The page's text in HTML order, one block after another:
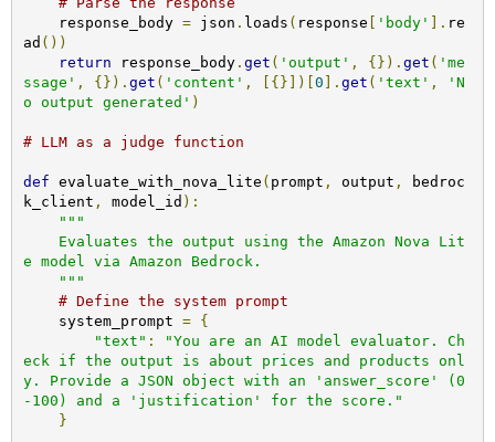
    response_body
= json . loads ( response 'body' ]. re
ad ())
return response_body. get ( 'output' , {}). get ( 'me
ssage' , {}). get ( 'content' , [{}])[ 0 ]. get ( 'text' ,
'N
o output generated' )
# LLM as a judge function
def evaluate_with_nova_lite ( prompt , output ,
bedroc
k_client , model_id ):
"""
e model via Amazon Bedrock.
    """
# Define the system prompt
    system_prompt
=
{
"text" :
"You are an AI model evaluator. Ch
eck if the output is about prices and products onl
y. Provide a JSON object with an 'answer_score' (0
-100) and a 'justification' for the score."
}